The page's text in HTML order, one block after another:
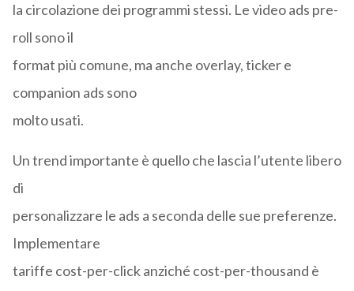
la circolazione dei programmi stessi. Le video ads pre-
roll sono il
format più comune, ma anche overlay, ticker e
companion ads sono
molto usati.
Un trend importante è quello che lascia l’utente libero
di
personalizzare le ads a seconda delle sue preferenze.
Implementare
tariffe cost-per-click anziché cost-per-thousand è